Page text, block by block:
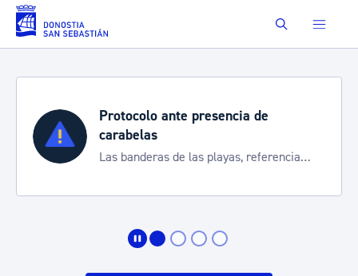
Saltar al contenido principal Buscar
Protocolo ante presencia de
carabelas
Las banderas de las playas, referencia